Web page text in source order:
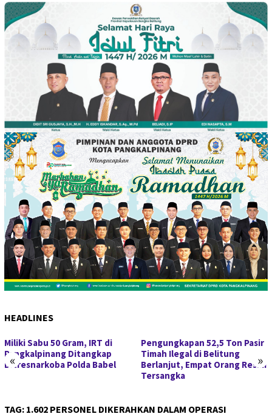
HEADLINES
« »
Miliki Sabu 50 Gram, IRT di
Pangkalpinang Ditangkap
Ditresnarkoba Polda Babel
Pengungkapan 52,5 Ton Pasir
Timah Ilegal di Belitung
Berlanjut, Empat Orang Resmi
Tersangka
TAG: 1.602 PERSONEL DIKERAHKAN DALAM OPERASI